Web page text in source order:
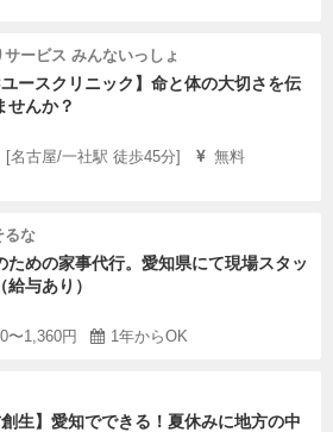
サービス みんないっしょ
ユースクリニック】命と体の大切さを伝
せんか？
名古屋/一社駅 徒歩45分]
無料
るな
ための家事代行。愛知県にて現場スタッ
与あり）
〜1,360円 1年からOK
創生】愛知でできる！夏休みに地方の中